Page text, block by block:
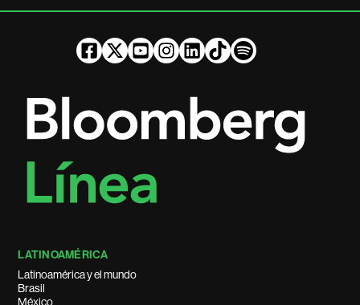
LATINOAMÉRICA
Latinoamérica y el mundo
Brasil
México